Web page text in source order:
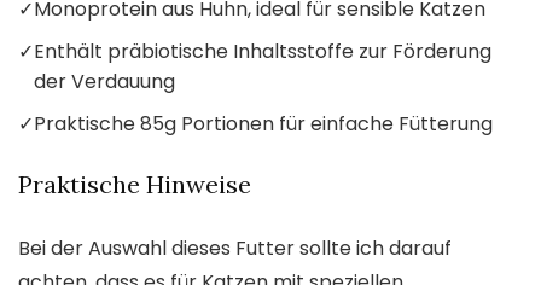
✓Monoprotein aus Huhn, ideal für sensible Katzen
✓Enthält präbiotische Inhaltsstoffe zur Förderung
der Verdauung
✓Praktische 85g Portionen für einfache Fütterung
Praktische Hinweise
Bei der Auswahl dieses Futter sollte ich darauf